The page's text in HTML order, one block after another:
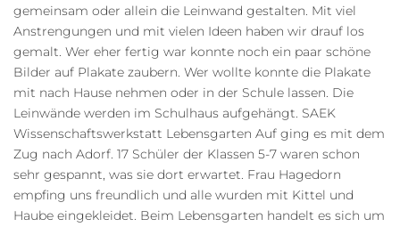
gemeinsam oder allein die Leinwand gestalten. Mit viel
Anstrengungen und mit vielen Ideen haben wir drauf los
gemalt. Wer eher fertig war konnte noch ein paar schöne
Bilder auf Plakate zaubern. Wer wollte konnte die Plakate
mit nach Hause nehmen oder in der Schule lassen. Die
Leinwände werden im Schulhaus aufgehängt. SAEK
Wissenschaftswerkstatt Lebensgarten Auf ging es mit dem
Zug nach Adorf. 17 Schüler der Klassen 5-7 waren schon
sehr gespannt, was sie dort erwartet. Frau Hagedorn
empfing uns freundlich und alle wurden mit Kittel und
Haube eingekleidet. Beim Lebensgarten handelt es sich um